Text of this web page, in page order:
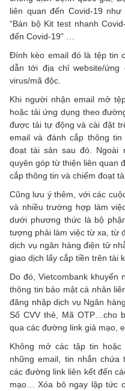
liên quan đến Covid-19 như
“Bán bộ Kit test nhanh
đến Covid-19” …
Đính kèo email đó là tệp tin
dẫn tới địa chỉ website/
virus/mã độc.
Khi người nhận email mở
hoặc tải ứng dụng theo
được tải tự động và cài đặt
email và đánh cắp thông
đoạt tài sản sau đó. Ngoài
quyên góp từ thiện liên quan
cắp thông tin và chiếm đoạt
Cũng lưu ý thêm, với các
và nhiều trường hợp làm
dưới phương thức là bộ
tượng phải làm việc từ xa, từ
dịch vụ ngân hàng điện tử
giao dịch lấy cắp tiền trên tài
Do đó, Vietcombank khuyến
thông tin bảo mật cá nhân
đăng nhập dịch vụ Ngân
Số CVV thẻ, Mã OTP…cho
qua các đường link giả mạo,
Không mở các tập tin
những email, tin nhắn chứa
các đường link liên kết đến
mạo… Xóa bỏ ngay lập tức